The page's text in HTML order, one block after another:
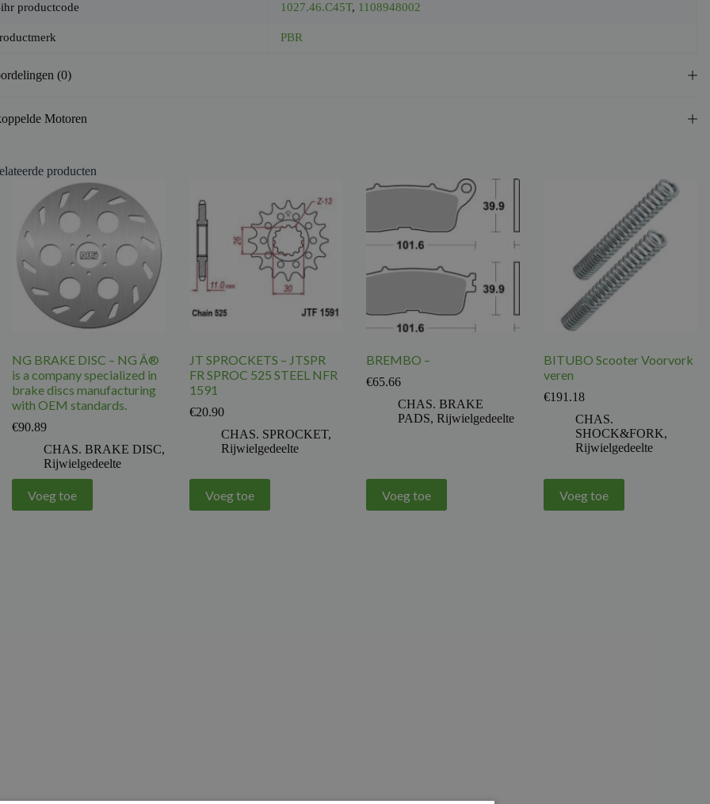
productcode 1027.46.C45T, 1108948002
PBR
(0)
Motoren
producten
NG BRAKE DISC – NG Â®
is a company specialized in
brake discs manufacturing
with OEM standards.
€90.89
CHAS. BRAKE DISC,
Rijwielgedeelte
Voeg toe
JT SPROCKETS – JTSPR
FR SPROC 525 STEEL NFR
1591
€20.90
CHAS. SPROCKET,
Rijwielgedeelte
Voeg toe
BREMBO –
€65.66
CHAS. BRAKE
PADS,Rijwielgedeelte
Voeg toe
BITUBO Scooter Voorvork
veren
€191.18
CHAS.
SHOCK&FORK,
Rijwielgedeelte
Voeg toe